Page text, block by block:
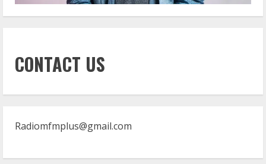
CONTACT US
Radiomfmplus@gmail.com